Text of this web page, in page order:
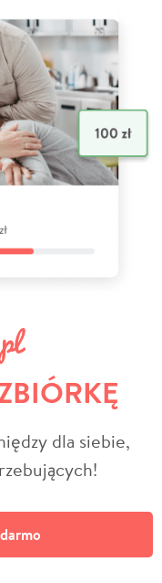
dla siebie,